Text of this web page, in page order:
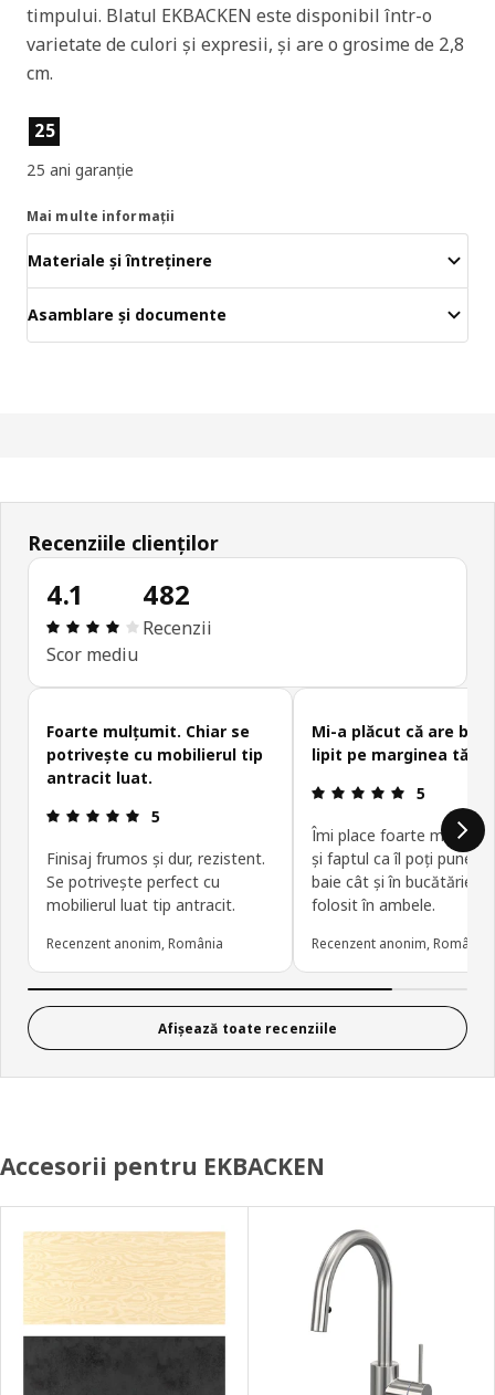
timpului. Blatul EKBACKEN este disponibil într-o
varietate de culori și expresii, și are o grosime de 2,8
cm.
Caracteristicile produselor
25
25 ani garanție
Mai multe informații
Materiale și întreținere
Asamblare și documente
Recenziile clienților
4.1
Prezentare generală: 4.1 din 5 stele Total
Scor mediu
482
Recenzii
Omite recenziile clienților
Foarte mulțumit. Chiar se
potrivește cu mobilierul tip
antracit luat.
Prezentare generală: 5 din 5 stele
5
Finisaj frumos și dur, rezistent.
Se potrivește perfect cu
mobilierul luat tip antracit.
Recenzent anonim, România
Mi-a plăcut că are
lipit pe marginea
5
Îmi place foarte mult
și faptul ca îl poți pune
baie cât și în bucătărie; l-
folosit în ambele.
Recenzent anonim, România
Afișează toate recenziile
Accesorii pentru EKBACKEN